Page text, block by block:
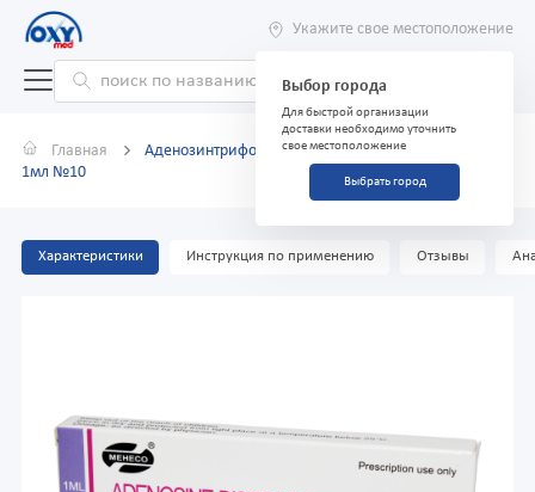
Укажите свое местоположение
Выбор города
Для быстрой организации
доставки необходимо уточнить
свое местоположение
Выбрать город
Главная
Аденозинтрифосфат динатриевая соль 10мг/мл
1мл №10
Характеристики Инструкция по применению Отзывы